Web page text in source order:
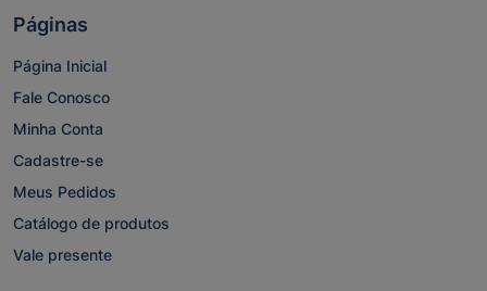
Páginas
Página Inicial
Fale Conosco
Minha Conta
Cadastre-se
Meus Pedidos
Catálogo de produtos
Vale presente